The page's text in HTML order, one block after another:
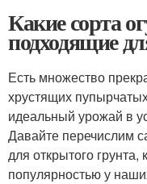
Какие сорта
подходящие
Есть множество
хрустящих
идеальный урожай в
Давайте перечислим
для открытого
популярностью у